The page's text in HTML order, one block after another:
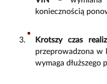
koniecznością
Krotszy czas
przeprowadzona w
wymaga dłuższego